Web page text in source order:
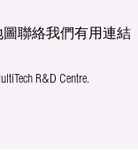
聯絡我們有用連結
R&D Centre.